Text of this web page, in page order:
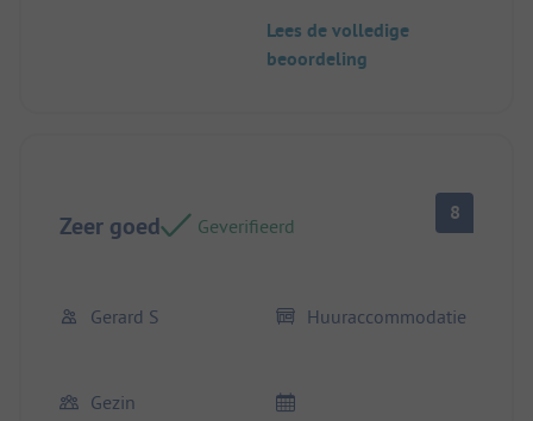
Lees de volledige
beoordeling
Zeer goed Geverifieerd
8
Gerard S Huuraccommodatie
Gezin